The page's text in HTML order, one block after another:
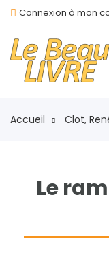
Connexion à mon
Accueil Clot,
Le